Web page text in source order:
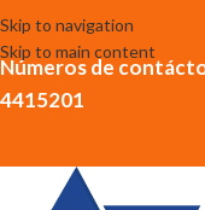
Skip to navigation
Skip to main content
Números de
4415201